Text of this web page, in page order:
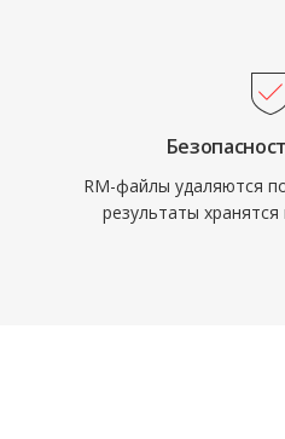
RM-файлы удаляются
результаты